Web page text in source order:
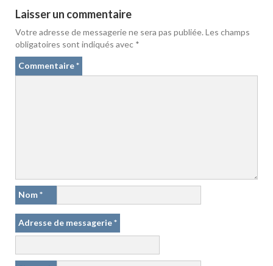
Laisser un commentaire
Votre adresse de messagerie ne sera pas publiée. Les champs
obligatoires sont indiqués avec *
Commentaire*
Nom*
Adresse de messagerie*